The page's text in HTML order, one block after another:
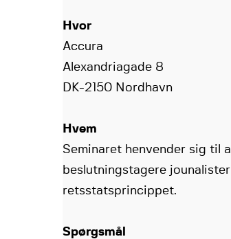
Hvor
Accura
Alexandriagade 8
DK-2150 Nordhavn
Hvem
Seminaret henvender sig til
beslutningstagere
retsstatsprincippet.
Spørgsmål